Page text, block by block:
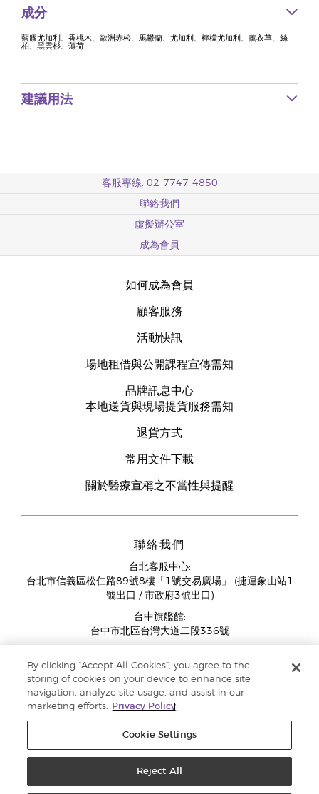
成分
藍膠尤加利、香桃木、歐洲赤松、馬鬱蘭、尤加利、檸檬尤加利、薰衣草、絲
柏、黑雲杉、薄荷
建議用法
客服專線: 02-7747-4850
聯絡我們
虛擬辦公室
成為會員
如何成為會員
顧客服務
活動快訊
場地租借與公開課程宣傳需知
品牌訊息中心
本地送貨與現場提貨服務需知
退貨方式
常用文件下載
關於醫療宣稱之不當性與提醒
聯絡我們
台北客服中心:
台北市信義區松仁路89號8樓「1號交易廣場」 (捷運象山站1
號出口 / 市政府3號出口)
台中旗艦館:
台中市北區台灣大道二段336號
11:00AM - 07:00PM
(例假日與國定假日除外)
By clicking “Accept All Cookies”, you agree to the
storing of cookies on your device to enhance site
navigation, analyze site usage, and assist in our
marketing efforts.
Privacy Policy
Cookie Settings
Reject All